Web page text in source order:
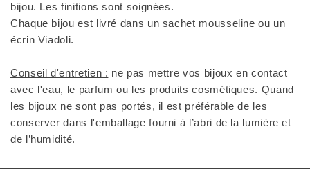
bijou. Les finitions sont soignées.
Chaque bijou est livré dans un sachet mousseline ou un
écrin Viadoli.
Conseil d'entretien : ne pas mettre vos bijoux en contact
avec l'eau, le parfum ou les produits cosmétiques. Quand
les bijoux ne sont pas portés, il est préférable de les
conserver dans l'emballage fourni à l’abri de la lumière et
de l’humidité.